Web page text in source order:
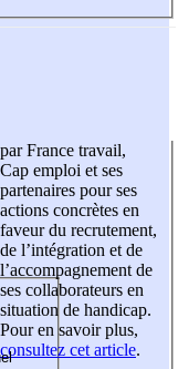
par France travail,
Cap emploi et ses
partenaires pour ses
actions concrètes en
faveur du recrutement,
de l’intégration et de
l’accompagnement de
ses collaborateurs en
situation de handicap.
Pour en savoir plus,
consultez cet article.